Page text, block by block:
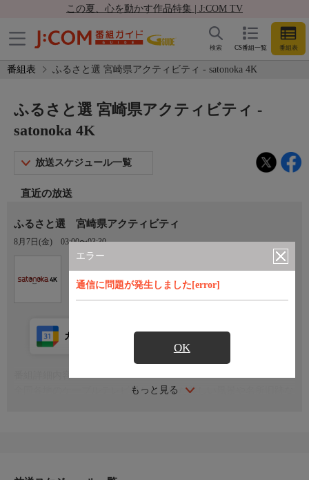
この夏、心を動かす作品特集 | J:COM TV
CS番組一覧 番組表
検索
番組表 ふるさと選 宮崎県アクティビティ - satonoka 4K
エラー
通信に問題が発生しました[error]
OK
ふるさと選 宮崎県アクティビティ -
satonoka 4K
放送スケジュール一覧
直近の放送
ふるさと選 宮崎県アクティビティ
8月7日(金) 03:00〜03:30
もっと見る
カレンダー登録 アプリ視聴
全国各地のケーブルテレビ局から届いた美しい風景や名所旧跡な